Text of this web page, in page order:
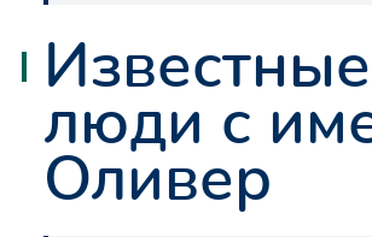
Известные
люди с
Оливер